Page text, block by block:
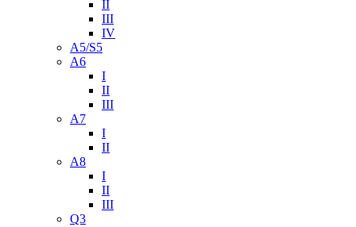
II
III
IV
A5/S5
A6
I
II
III
A7
I
II
A8
I
II
III
Q3